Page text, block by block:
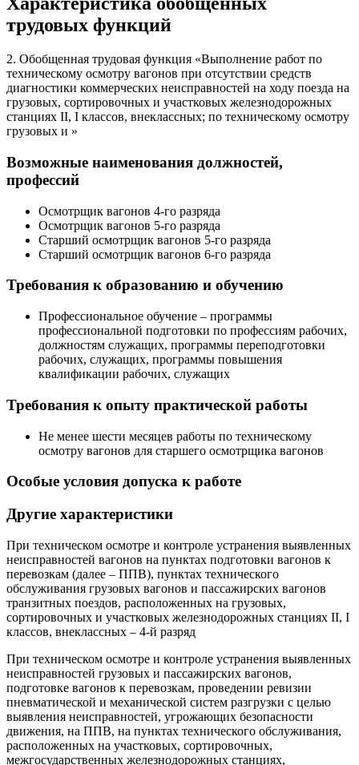
трудовых функций
2. Обобщенная трудовая функция «Выполнение работ по
техническому осмотру вагонов при отсутствии средств
диагностики коммерческих неисправностей на ходу поезда на
грузовых, сортировочных и участковых железнодорожных
станциях II, I классов, внеклассных; по техническому осмотру
грузовых и »
Возможные наименования должностей,
профессий
Осмотрщик вагонов 4-го разряда
Осмотрщик вагонов 5-го разряда
Старший осмотрщик вагонов 5-го разряда
Старший осмотрщик вагонов 6-го разряда
Требования к образованию и обучению
Профессиональное обучение – программы
профессиональной подготовки по профессиям рабочих,
должностям служащих, программы переподготовки
рабочих, служащих, программы повышения
квалификации рабочих, служащих
Требования к опыту практической работы
Не менее шести месяцев работы по техническому
осмотру вагонов для старшего осмотрщика вагонов
Особые условия допуска к работе
Другие характеристики
При техническом осмотре и контроле устранения выявленных
неисправностей вагонов на пунктах подготовки вагонов к
перевозкам (далее – ППВ), пунктах технического
обслуживания грузовых вагонов и пассажирских вагонов
транзитных поездов, расположенных на грузовых,
сортировочных и участковых железнодорожных станциях II, I
классов, внеклассных – 4-й разряд
При техническом осмотре и контроле устранения выявленных
неисправностей грузовых и пассажирских вагонов,
подготовке вагонов к перевозкам, проведении ревизии
пневматической и механической систем разгрузки с целью
выявления неисправностей, угрожающих безопасности
движения, на ППВ, на пунктах технического обслуживания,
расположенных на участковых, сортировочных,
межгосударственных железнодорожных станциях,